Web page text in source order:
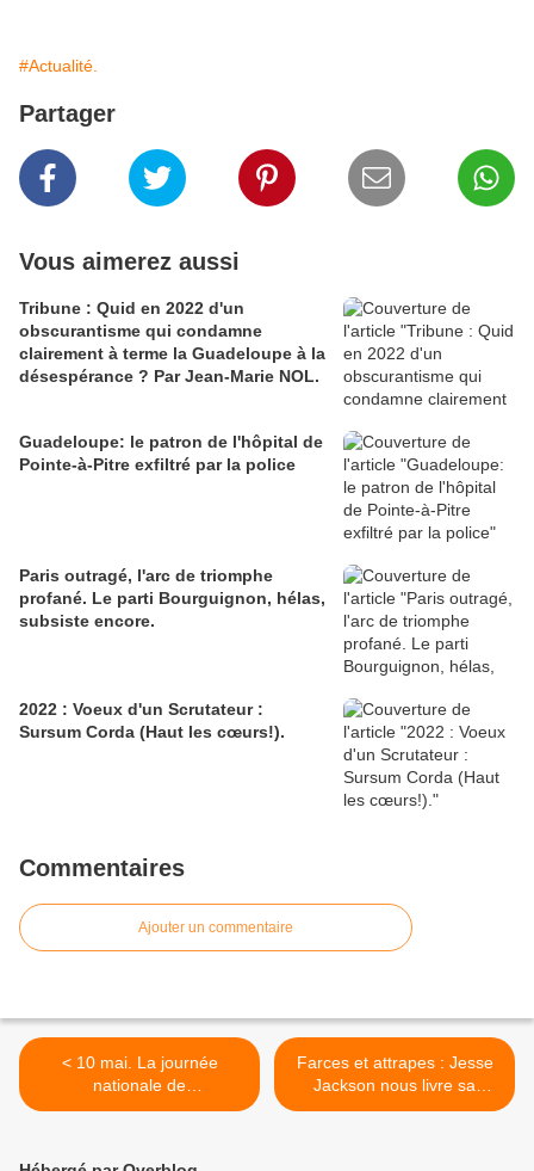
#Actualité.
Partager
Vous aimerez aussi
Tribune : Quid en 2022 d'un
obscurantisme qui condamne
clairement à terme la Guadeloupe à la
désespérance ? Par Jean-Marie NOL.
Guadeloupe: le patron de l'hôpital de
Pointe-à-Pitre exfiltré par la police
Paris outragé, l'arc de triomphe
profané. Le parti Bourguignon, hélas,
subsiste encore.
2022 : Voeux d'un Scrutateur :
Sursum Corda (Haut les cœurs!).
Commentaires
Ajouter un commentaire
< 10 mai. La journée
nationale de
commémoration de
Farces et attrapes : Jesse
Jackson nous livre sa
version du "dîner" avec